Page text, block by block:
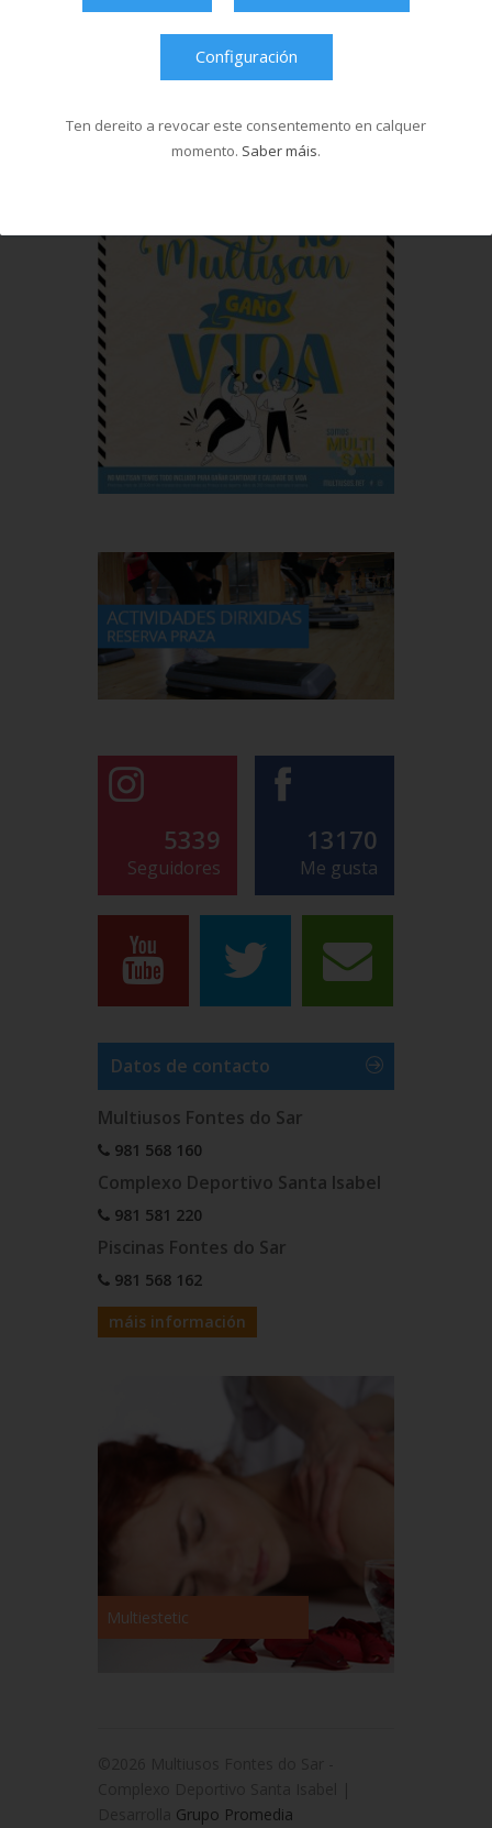
5339
Seguidores
13170
Me gusta
Datos de contacto
Multiusos Fontes do Sar
981 568 160
Complexo Deportivo Santa Isabel
981 581 220
Piscinas Fontes do Sar
981 568 162
máis información
Multiestetic
Grupo Promedia
Configuración
Ten dereito a revocar este consentemento en calquer
momento. Saber máis.